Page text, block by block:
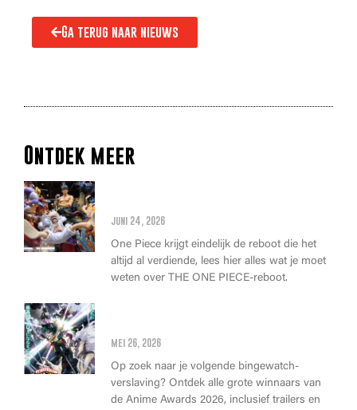
Ga terug naar nieuws
Ontdek meer
juni 24, 2026
One Piece krijgt eindelijk de reboot die het
altijd al verdiende, lees hier alles wat je moet
weten over THE ONE PIECE-reboot.
mei 26, 2026
Op zoek naar je volgende bingewatch-
verslaving? Ontdek alle grote winnaars van
de Anime Awards 2026, inclusief trailers en